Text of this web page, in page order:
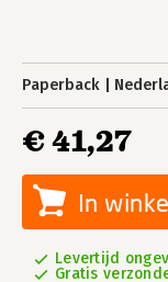
Paperback
€ 41,27
In
Levertijd
Gratis